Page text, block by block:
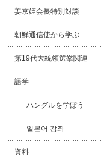
姜京姫会長特別対談
朝鮮通信使から学ぶ
第19代大統領選挙関連
語学
ハングルを学ぼう
일본어 강좌
資料